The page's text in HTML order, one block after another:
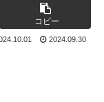
コピー
2024.09.30